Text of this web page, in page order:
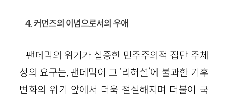
4. 커먼즈의 이념으로서의 우애
팬데믹의 위기가 실증한 민주주의적 집단 주체
성의 요구는, 팬데믹이 그 ‘리허설’에 불과한 기후
변화의 위기 앞에서 더욱 절실해지며 더불어 국